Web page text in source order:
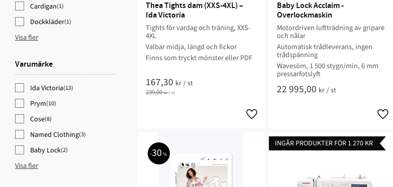
Cardigan(1)
Dockkläder(1)
Visa fler
Varumärke
Ida Victoria(13)
Prym(10)
Cose(8)
Named Clothing(3)
Baby Lock(2)
Visa fler
Thea Tights dam (XXS-4XL) –
Ida Victoria
Tights för vardag och träning, XXS-
4XL
Valbar midja, längd och fickor
Finns som tryckt mönster eller PDF
167,30 kr /st
239,00 kr /st
Baby Lock Acclaim -
Overlockmaskin
Motordriven luftträdning av gripare
och nålar
Automatisk trådleverans, ingen
trådspänning
Wavesöm, 1 500 stygn/min, 6 mm
pressarfotslyft
22 995,00 kr /st
30 %
INGÅR PRODUKTER FÖR 1 270 KR